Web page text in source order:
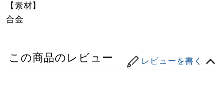
【素材】
合金
この商品のレビュー レビューを書く